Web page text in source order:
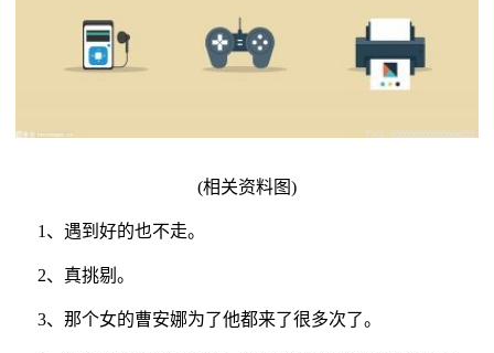
(相关资料图)
1、遇到好的也不走。
2、真挑剔。
3、那个女的曹安娜为了他都来了很多次了。